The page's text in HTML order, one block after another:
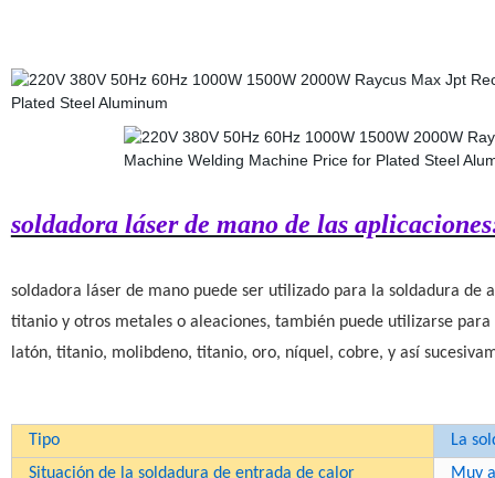
soldadora láser de mano de las
soldadora láser de mano puede ser utilizado para la soldadura
titanio y otros metales o aleaciones, también puede utilizarse
latón, titanio, molibdeno, titanio, oro, níquel, cobre, y así
Tipo
La
Situación de la soldadura de entrada de calor
Muy